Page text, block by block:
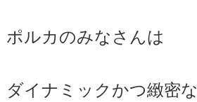
ポルカのみなさんは
ダイナミックかつ緻密な